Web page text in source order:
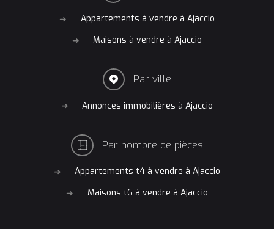
Appartements à vendre à Ajaccio
Maisons à vendre à Ajaccio
Par ville
Annonces immobilières à Ajaccio
Par nombre de pièces
Appartements t4 à vendre à Ajaccio
Maisons t6 à vendre à Ajaccio